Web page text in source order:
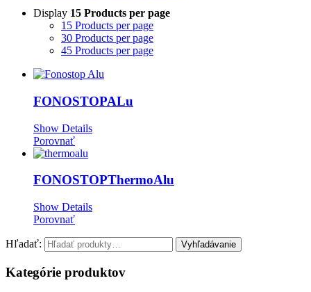
Display 15 Products per page
15 Products per page
30 Products per page
45 Products per page
FONOSTOPALu
Show Details
Porovnať
FONOSTOPThermoAlu
Show Details
Porovnať
Hľadať:
Kategórie produktov